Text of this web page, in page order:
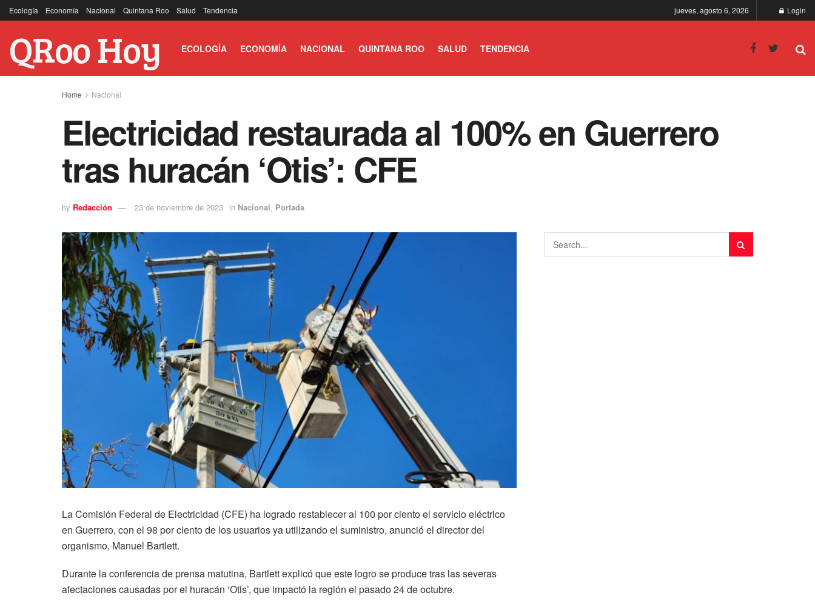
Ecología Economía Nacional Quintana Roo Salud Tendencia jueves, agosto 6, 2026 Login
QRoo Hoy ECOLOGÍA ECONOMÍA NACIONAL QUINTANA ROO SALUD TENDENCIA
Home Nacional
Electricidad restaurada al 100% en Guerrero
tras huracán ‘Otis’: CFE
by Redacción 23 de noviembre de 2023 in Nacional, Portada
La Comisión Federal de Electricidad (CFE) ha logrado restablecer al 100 por ciento el servicio eléctrico
en Guerrero, con el 98 por ciento de los usuarios ya utilizando el suministro, anunció el director del
organismo, Manuel Bartlett.
Durante la conferencia de prensa matutina, Bartlett explicó que este logro se produce tras las severas
afectaciones causadas por el huracán ‘Otis’, que impactó la región el pasado 24 de octubre.